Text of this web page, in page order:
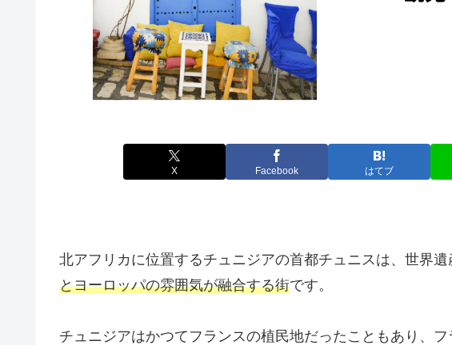
X Facebook はてブ
北アフリカに位置するチュニジアの首都チュニスは、世界
とヨーロッパの雰囲気が融合する街です。
チュニジアはかつてフランスの植民地だったこともあり、